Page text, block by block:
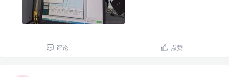
评论 点赞